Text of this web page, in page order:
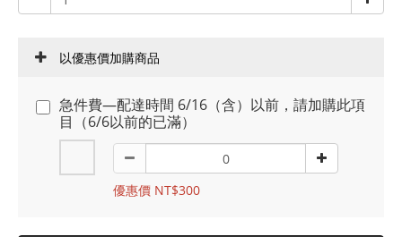
以優惠價加購商品
急件費—配達時間 6/16（含）以前，請加購此項
目（6/6以前的已滿）
優惠價 NT$300